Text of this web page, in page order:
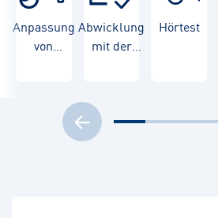
Anpassung
von
Abwicklung
mit der
Hörtest